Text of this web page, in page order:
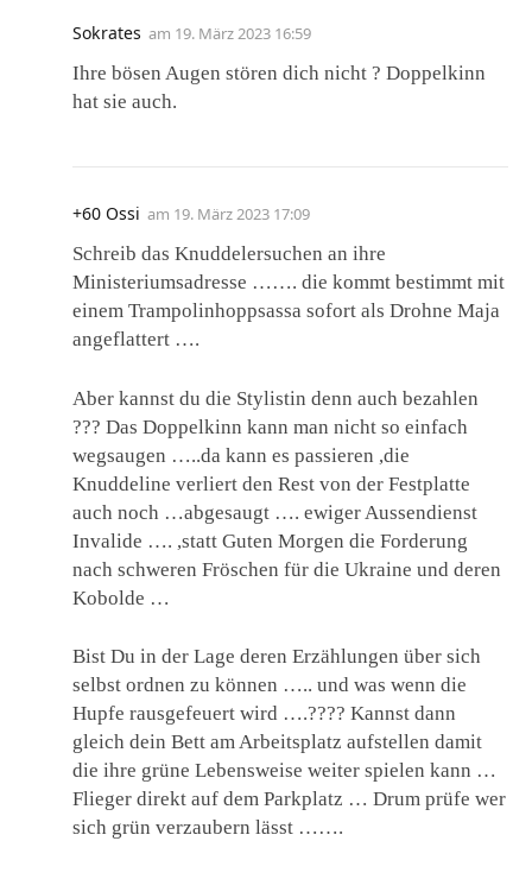
Sokrates am 19. März 2023 16:59
Ihre bösen Augen stören dich nicht ? Doppelkinn
hat sie auch.
+60 Ossi am 19. März 2023 17:09
Schreib das Knuddelersuchen an ihre
Ministeriumsadresse ……. die kommt bestimmt mit
einem Trampolinhoppsassa sofort als Drohne Maja
angeflattert ….
Aber kannst du die Stylistin denn auch bezahlen
??? Das Doppelkinn kann man nicht so einfach
wegsaugen …..da kann es passieren ,die
Knuddeline verliert den Rest von der Festplatte
auch noch …abgesaugt …. ewiger Aussendienst
Invalide …. ,statt Guten Morgen die Forderung
nach schweren Fröschen für die Ukraine und deren
Kobolde …
Bist Du in der Lage deren Erzählungen über sich
selbst ordnen zu können ….. und was wenn die
Hupfe rausgefeuert wird ….???? Kannst dann
gleich dein Bett am Arbeitsplatz aufstellen damit
die ihre grüne Lebensweise weiter spielen kann …
Flieger direkt auf dem Parkplatz … Drum prüfe wer
sich grün verzaubern lässt …….